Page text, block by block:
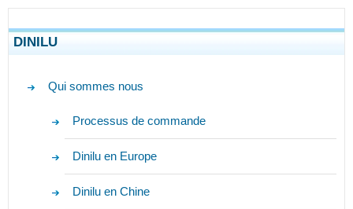
DINILU
Qui sommes nous
Processus de commande
Dinilu en Europe
Dinilu en Chine